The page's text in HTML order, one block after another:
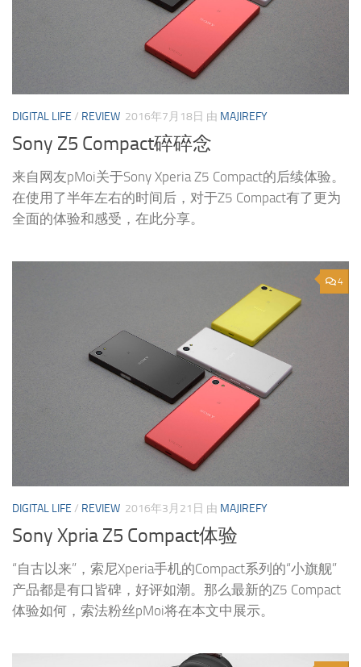
DIGITAL LIFE / REVIEW 2016年7月18日 由 MAJIREFY
Sony Z5 Compact碎碎念
来自网友pMoi关于Sony Xperia Z5 Compact的后续体验。
在使用了半年左右的时间后，对于Z5 Compact有了更为
全面的体验和感受，在此分享。
4
DIGITAL LIFE / REVIEW 2016年3月21日 由 MAJIREFY
Sony Xpria Z5 Compact体验
“自古以来”，索尼Xperia手机的Compact系列的“小旗舰”
产品都是有口皆碑，好评如潮。那么最新的Z5 Compact
体验如何，索法粉丝pMoi将在本文中展示。